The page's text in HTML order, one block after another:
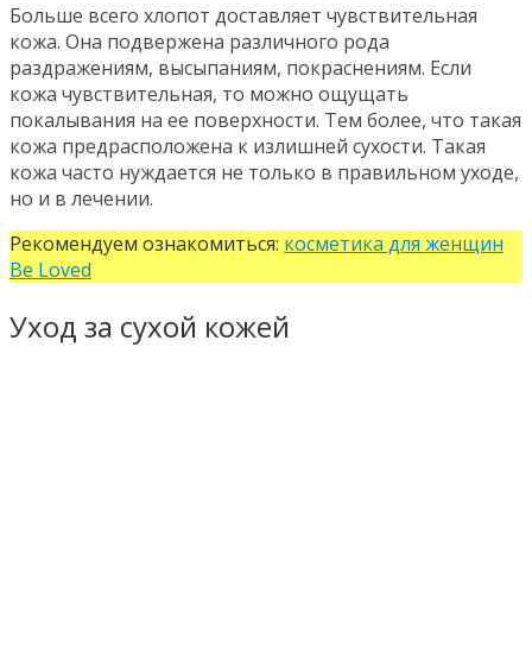
Больше всего хлопот доставляет чувствительная
кожа. Она подвержена различного рода
раздражениям, высыпаниям, покраснениям. Если
кожа чувствительная, то можно ощущать
покалывания на ее поверхности. Тем более, что такая
кожа предрасположена к излишней сухости. Такая
кожа часто нуждается не только в правильном уходе,
но и в лечении.
Рекомендуем ознакомиться: косметика для женщин
Be Loved
Уход за сухой кожей